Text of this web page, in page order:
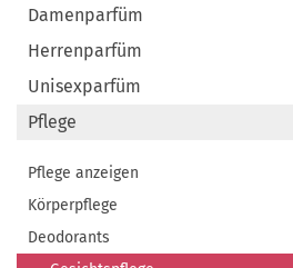
Damenparfüm
Herrenparfüm
Unisexparfüm
Pflege
Pflege anzeigen
Körperpflege
Deodorants